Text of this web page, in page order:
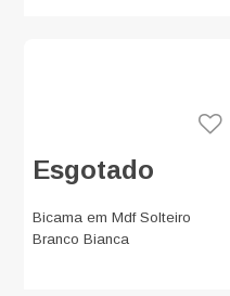
Esgotado
Bicama em Mdf Solteiro
Branco Bianca